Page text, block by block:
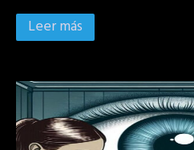
Leer más